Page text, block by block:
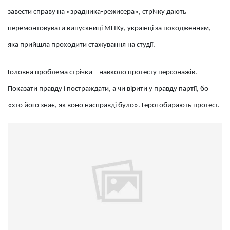
завести справу на «зрадника-режисера», стрічку дають
перемонтовувати випускниці МГІКу, українці за походженням,
яка прийшла проходити стажування на студії.
Головна проблема стрічки – навколо протесту персонажів.
Показати правду і постраждати, а чи вірити у правду партії, бо
«хто його знає, як воно насправді було». Герої обирають протест.